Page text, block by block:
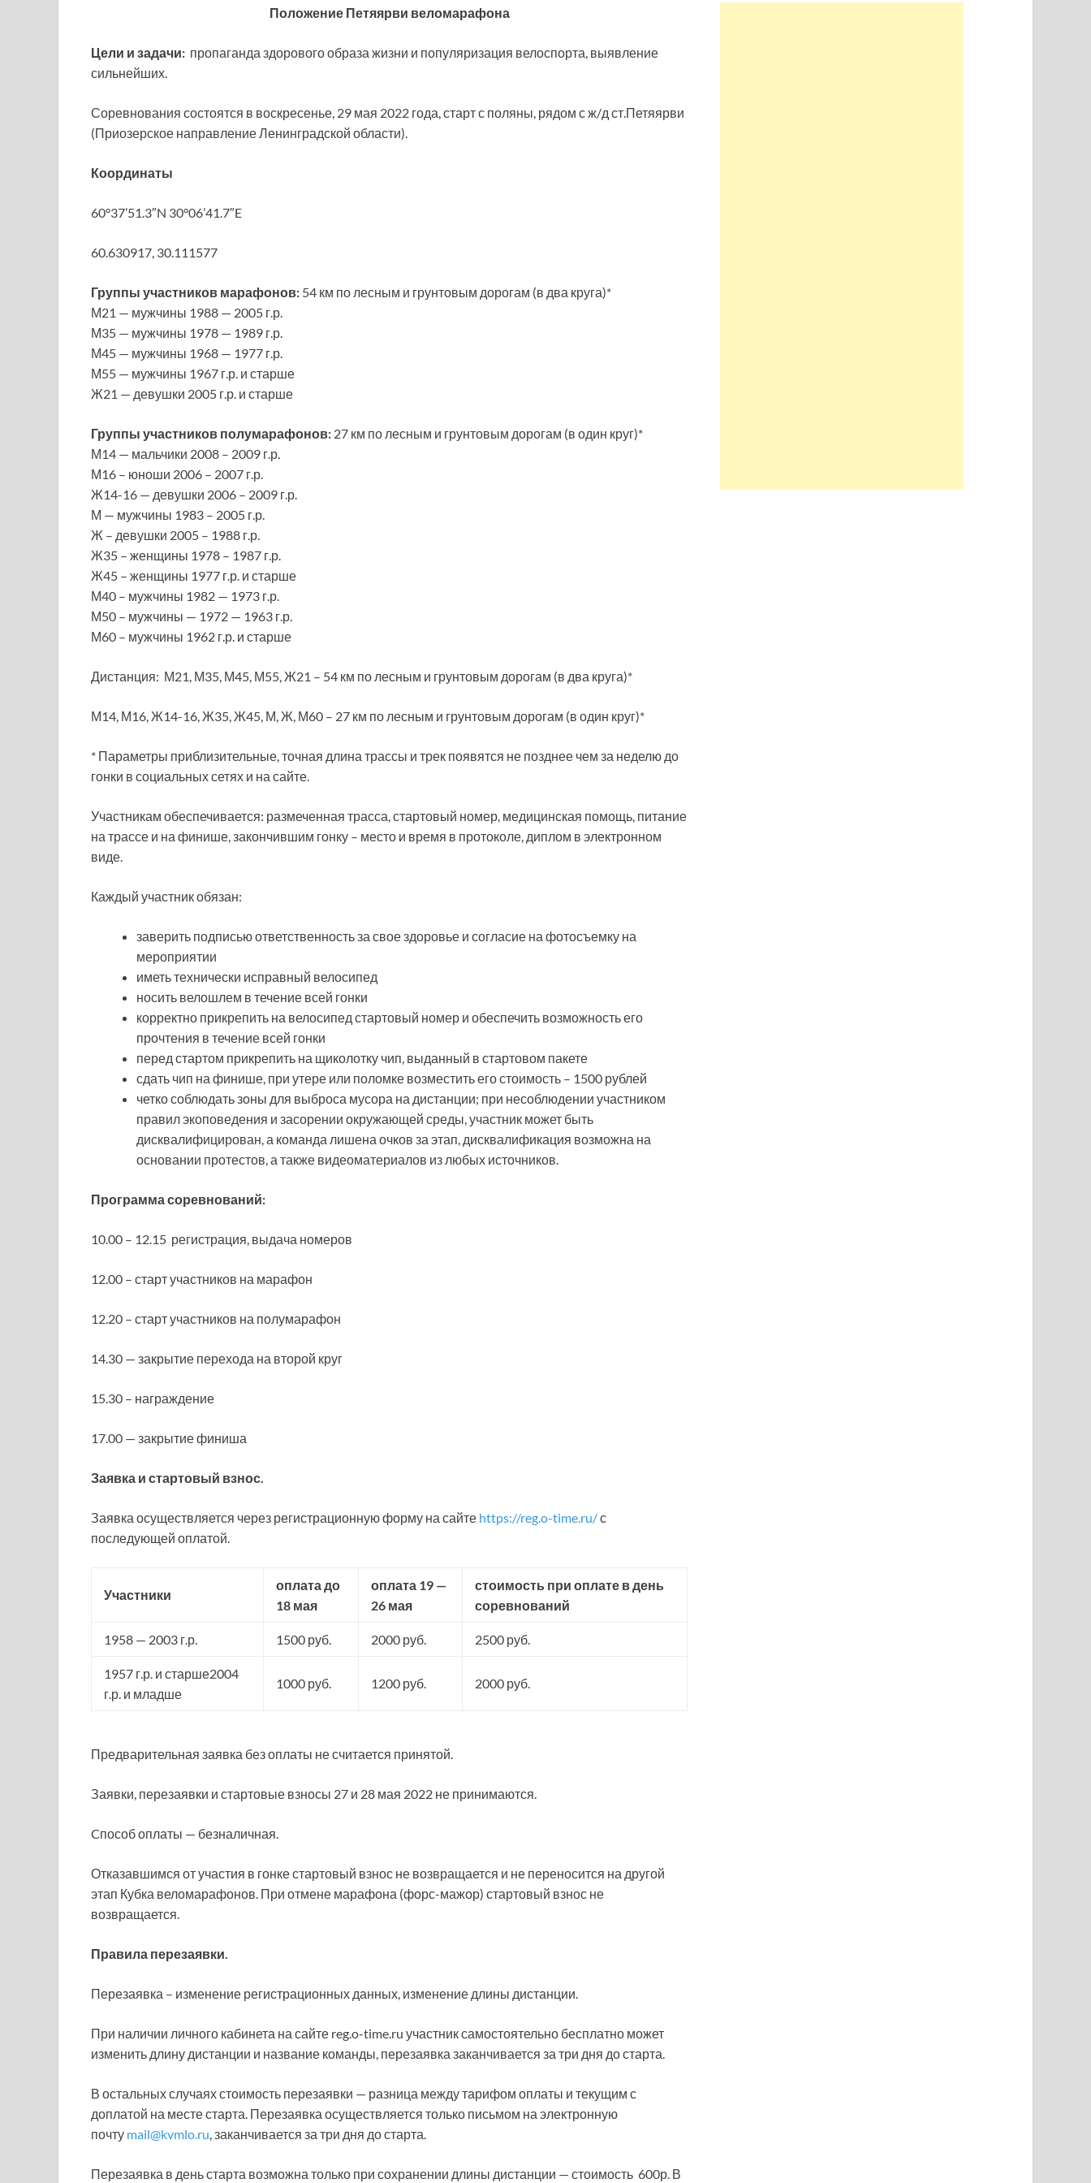
Положение Петяярви веломарафона
Цели и задачи: пропаганда здорового образа жизни и популяризация велоспорта, выявление
сильнейших.
Соревнования состоятся в воскресенье, 29 мая 2022 года, старт с поляны, рядом с ж/д ст.Петяярви
(Приозерское направление Ленинградской области).
Координаты
60°37’51.3″N 30°06’41.7″E
60.630917, 30.111577
Группы участников марафонов: 54 км по лесным и грунтовым дорогам (в два круга)*
М21 — мужчины 1988 — 2005 г.р.
М35 — мужчины 1978 — 1989 г.р.
М45 — мужчины 1968 — 1977 г.р.
М55 — мужчины 1967 г.р. и старше
Ж21 — девушки 2005 г.р. и старше
Группы участников полумарафонов: 27 км по лесным и грунтовым дорогам (в один круг)*
М14 — мальчики 2008 – 2009 г.р.
М16 – юноши 2006 – 2007 г.р.
Ж14-16 — девушки 2006 – 2009 г.р.
М — мужчины 1983 – 2005 г.р.
Ж – девушки 2005 – 1988 г.р.
Ж35 – женщины 1978 – 1987 г.р.
Ж45 – женщины 1977 г.р. и старше
М40 – мужчины 1982 — 1973 г.р.
М50 – мужчины — 1972 — 1963 г.р.
М60 – мужчины 1962 г.р. и старше
Дистанция: М21, М35, М45, М55, Ж21 – 54 км по лесным и грунтовым дорогам (в два круга)*
М14, М16, Ж14-16, Ж35, Ж45, М, Ж, М60 – 27 км по лесным и грунтовым дорогам (в один круг)*
* Параметры приблизительные, точная длина трассы и трек появятся не позднее чем за неделю до
гонки в социальных сетях и на сайте.
Участникам обеспечивается: размеченная трасса, стартовый номер, медицинская помощь, питание
на трассе и на финише, закончившим гонку – место и время в протоколе, диплом в электронном
виде.
Каждый участник обязан:
заверить подписью ответственность за свое здоровье и согласие на фотосъемку на
мероприятии
иметь технически исправный велосипед
носить велошлем в течение всей гонки
корректно прикрепить на велосипед стартовый номер и обеспечить возможность его
прочтения в течение всей гонки
перед стартом прикрепить на щиколотку чип, выданный в стартовом пакете
сдать чип на финише, при утере или поломке возместить его стоимость – 1500 рублей
четко соблюдать зоны для выброса мусора на дистанции; при несоблюдении участником
правил экоповедения и засорении окружающей среды, участник может быть
дисквалифицирован, а команда лишена очков за этап, дисквалификация возможна на
основании протестов, а также видеоматериалов из любых источников.
Программа соревнований:
10.00 – 12.15 регистрация, выдача номеров
12.00 – старт участников на марафон
12.20 – старт участников на полумарафон
14.30 — закрытие перехода на второй круг
15.30 – награждение
17.00 — закрытие финиша
Заявка и стартовый взнос.
Заявка осуществляется через регистрационную форму на сайте https://reg.o-time.ru/с
последующей оплатой.
Участники
оплата до
18 мая
оплата 19 —
26 мая
стоимость при оплате в день
соревнований
1958 — 2003 г.р. 1500 руб. 2000 руб. 2500 руб.
1957 г.р. и старше2004
г.р. и младше
1000 руб. 1200 руб. 2000 руб.
Предварительная заявка без оплаты не считается принятой.
Заявки, перезаявки и стартовые взносы 27 и 28 мая 2022 не принимаются.
Cпособ оплаты — безналичная.
Отказавшимся от участия в гонке стартовый взнос не возвращается и не переносится на другой
этап Кубка веломарафонов. При отмене марафона (форс-мажор) стартовый взнос не
возвращается.
Правила перезаявки.
Перезаявка – изменение регистрационных данных, изменение длины дистанции.
При наличии личного кабинета на сайте reg.o-time.ru участник самостоятельно бесплатно может
изменить длину дистанции и название команды, перезаявка заканчивается за три дня до старта.
В остальных случаях стоимость перезаявки — разница между тарифом оплаты и текущим с
доплатой на месте старта. Перезаявка осуществляется только письмом на электронную
почту mail@kvmlo.ru, заканчивается за три дня до старта.
Перезаявка в день старта возможна только при сохранении длины дистанции — стоимость 600р. В